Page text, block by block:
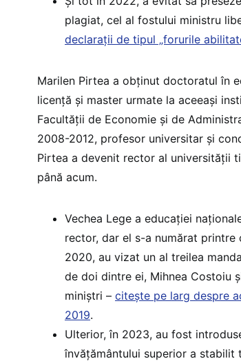
plagiat, cel al fostului ministru
declarații de tipul „forurile
Marilen Pirtea a obținut doctoratul în
licență și master urmate la aceeași
Facultății de Economie și de
2008-2012, profesor universitar și
Pirtea a devenit rector al universității
până acum.
Vechea Lege a educației
rector, dar el s-a numărat
2020, au vizat un al treilea
de doi dintre ei, Mihnea Costoiu
miniștri – citește pe larg despre
2019.
Ulterior, în 2023, au fost
învățământului superior a